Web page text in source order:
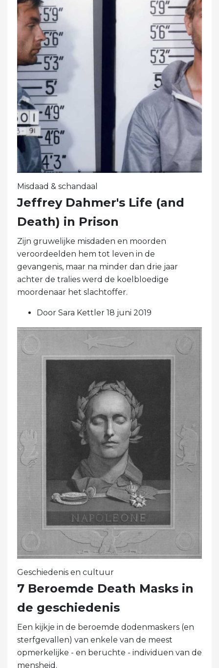
Misdaad & schandaal
Jeffrey Dahmer's Life (and
Death) in Prison
Zijn gruwelijke misdaden en moorden
veroordeelden hem tot leven in de
gevangenis, maar na minder dan drie jaar
achter de tralies werd de koelbloedige
moordenaar het slachtoffer.
Door Sara Kettler 18 juni 2019
Geschiedenis en cultuur
7 Beroemde Death Masks in
de geschiedenis
Een kijkje in de beroemde dodenmaskers (en
sterfgevallen) van enkele van de meest
opmerkelijke - en beruchte - individuen van de
mensheid.